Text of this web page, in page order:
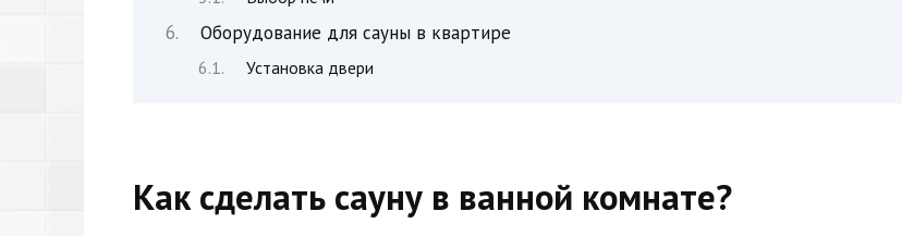
Оборудование для сауны в квартире
Установка двери
Как сделать сауну в ванной комнате?